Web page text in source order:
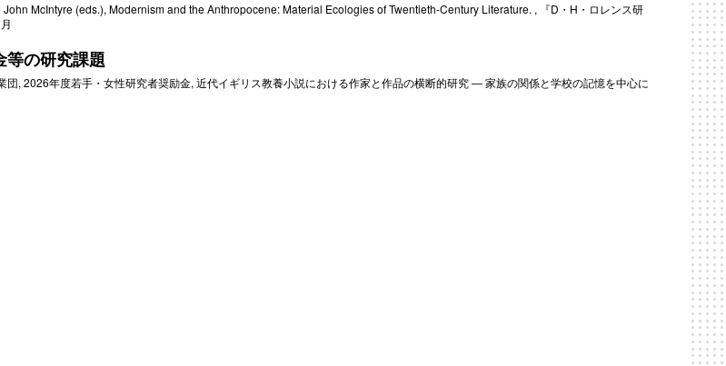
John McIntyre (eds.), Modernism and the Anthropocene: Material Ecologies of Twentieth-Century Literature. , 『D・H・ロレンス研
等の研究課題
団, 2026年度若手・女性研究者奨励金, 近代イギリス教養小説における作家と作品の横断的研究 ― 家族の関係と学校の記憶を中心に